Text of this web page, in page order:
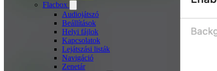
Flacbox
Audiojátszó
Beállítások
Helyi fájlok
Kapcsolatok
Lejátszási listák
Navigáció
Zenetár